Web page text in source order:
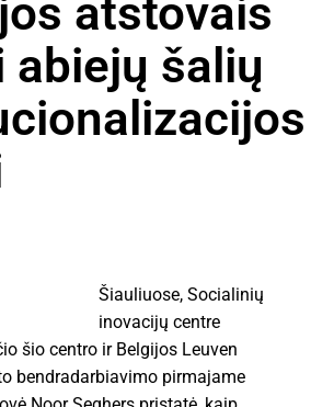
atstovais
abiejų šalių
Šiauliuose, Socialinių
inovacijų centre
šio centro ir Belgijos Leuven
bendradarbiavimo pirmajame